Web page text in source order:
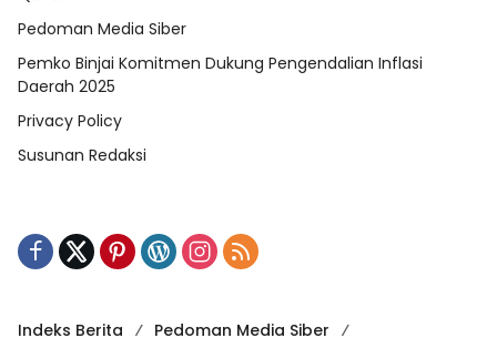
Pedoman Media Siber
Pemko Binjai Komitmen Dukung Pengendalian Inflasi
Daerah 2025
Privacy Policy
Susunan Redaksi
Indeks Berita Pedoman Media Siber